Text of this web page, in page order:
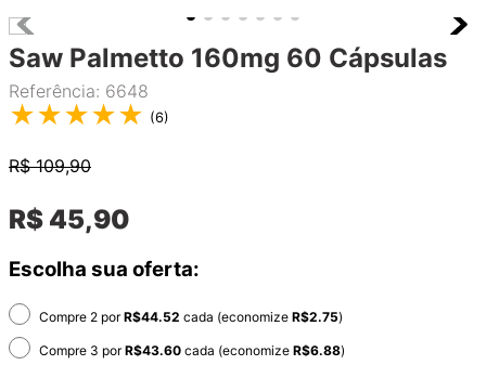
Saw Palmetto 160mg 60 Cápsulas
Referência: 6648
★★★★★ (6)
R$109,90
R$ 45,90
Escolha sua oferta:
Compre 2 porR$44.52 cada (economize R$2.75)
Compre 3 porR$43.60 cada (economize R$6.88)